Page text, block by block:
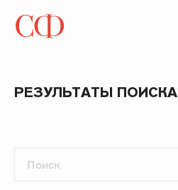
РЕЗУЛЬТАТЫ ПОИСКА